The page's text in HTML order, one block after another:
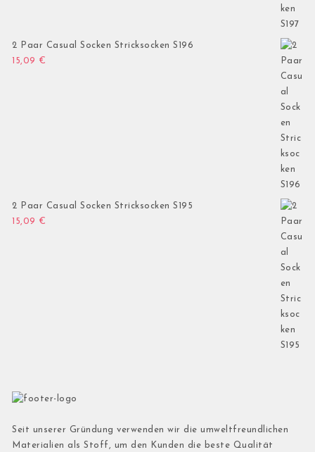
2 Paar Casual Socken Stricksocken S196
15,09 €
2 Paar Casual Socken Stricksocken S195
15,09 €
Seit unserer Gründung verwenden wir die umweltfreundlichen
Materialien als Stoff, um den Kunden die beste Qualität